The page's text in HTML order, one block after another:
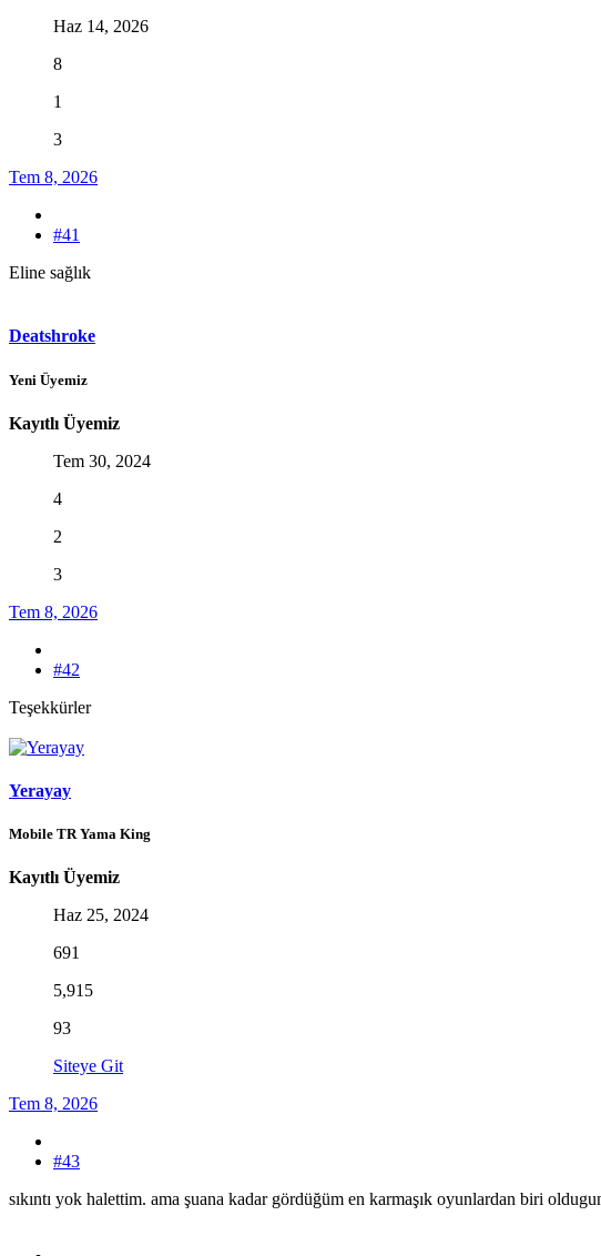
Haz 14, 2026
8
1
3
Tem 8, 2026
#41
Eline sağlık
Deatshroke
Yeni Üyemiz
Kayıtlı Üyemiz
Tem 30, 2024
4
2
3
Tem 8, 2026
#42
Teşekkürler
Yerayay
Mobile TR Yama King
Kayıtlı Üyemiz
Haz 25, 2024
691
5,915
93
Siteye Git
Tem 8, 2026
#43
sıkıntı yok halettim. ama şuana kadar gördüğüm en karmaşık oyunlardan biri